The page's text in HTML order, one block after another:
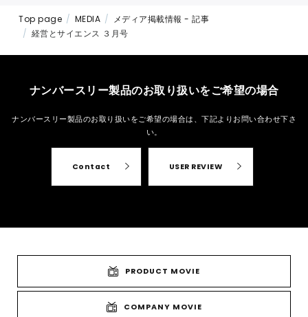
Top page MEDIA
メディア掲載情報 - 記事
経営とサイエンス ３月号
ナンバースリー製品のお取り扱いをご希望の場合
ナンバースリー製品のお取り扱いをご希望の場合は、 下記よりお問い合わせ下さ
い。
Contact USER REVIEW
PRODUCT MOVIE
COMPANY MOVIE